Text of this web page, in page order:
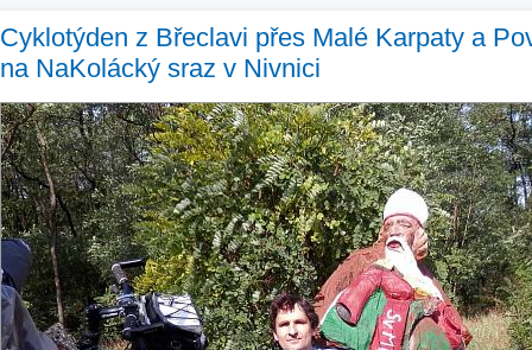
Cyklotýden z Břeclavi přes Malé Karpaty a
na NaKolácký sraz v Nivnici